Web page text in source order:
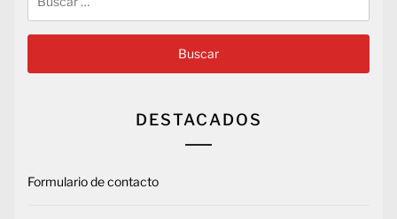
DESTACADOS
Formulario de contacto